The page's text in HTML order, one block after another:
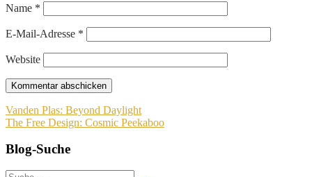
Name *
E-Mail-Adresse *
Website
Beitragsnavigation
Vanden Plas: Beyond Daylight
The Free Design: Cosmic Peekaboo
Blog-Suche